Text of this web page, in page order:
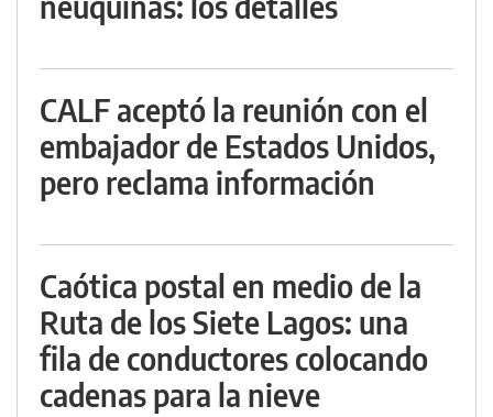
CALF aceptó la reunión con el
embajador de Estados Unidos,
pero reclama información
Caótica postal en medio de la
Ruta de los Siete Lagos: una
fila de conductores colocando
cadenas para la nieve